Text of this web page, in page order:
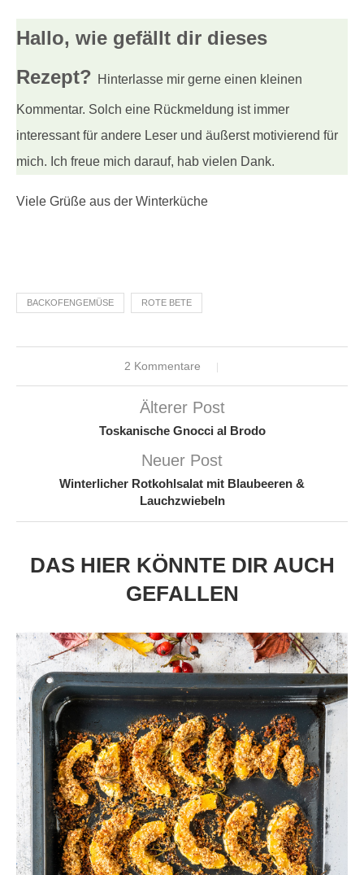
Hallo, wie gefällt dir dieses
Rezept? Hinterlasse mir gerne einen kleinen
Kommentar. Solch eine Rückmeldung ist immer
interessant für andere Leser und äußerst motivierend für
mich. Ich freue mich darauf, hab vielen Dank.
Viele Grüße aus der Winterküche
BACKOFENGEMÜSE ROTE BETE
2 Kommentare
Älterer Post
Toskanische Gnocci al Brodo
Neuer Post
Winterlicher Rotkohlsalat mit Blaubeeren &
Lauchzwiebeln
DAS HIER KÖNNTE DIR AUCH
GEFALLEN